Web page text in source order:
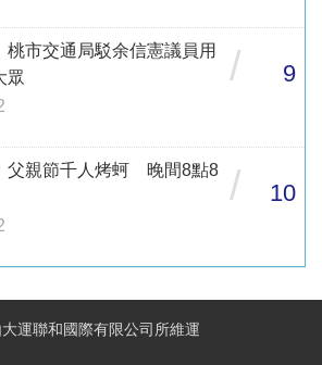
市交通局駁余信憲議員用
眾
/ 9
父親節千人烤蚵 晚間8點8
/ 10
運聯和國際有限公司所維運